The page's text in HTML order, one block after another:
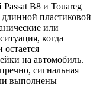
B8 и Touareg
пластиковой
или
когда
на автомобиль.
сигнальная
выполнены